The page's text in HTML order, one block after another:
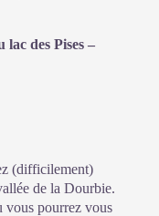
des Pises –
(difficilement)
de la Dourbie.
vous pourrez vous